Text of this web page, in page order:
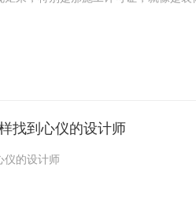
漂漂亮亮，提升下大家的工作环境
找到心仪的设计师
仪的设计师